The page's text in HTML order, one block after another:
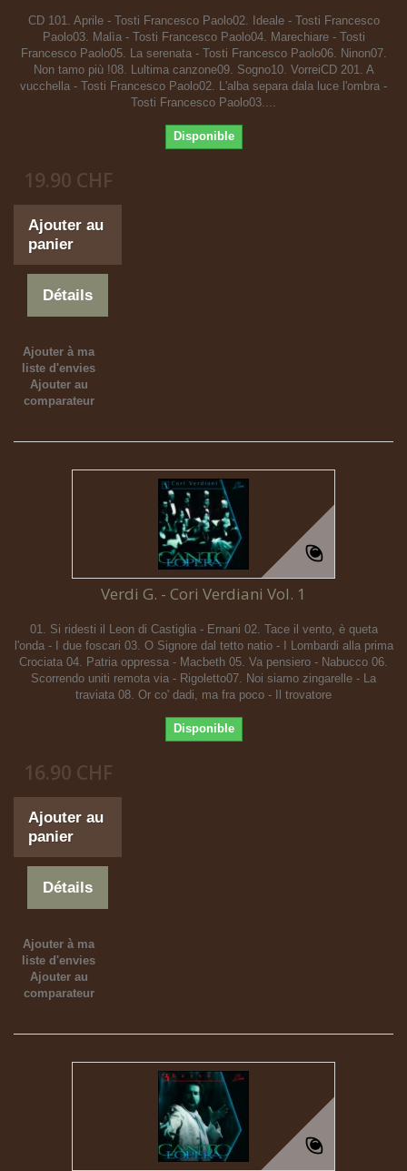
CD 101. Aprile - Tosti Francesco Paolo02. Ideale - Tosti Francesco
Paolo03. Malìa - Tosti Francesco Paolo04. Marechiare - Tosti
Francesco Paolo05. La serenata - Tosti Francesco Paolo06. Ninon07.
Non tamo più !08. Lultima canzone09. Sogno10. VorreiCD 201. A
vucchella - Tosti Francesco Paolo02. L'alba separa dala luce l'ombra -
Tosti Francesco Paolo03....
Disponible
19.90 CHF
Ajouter au
panier
Détails
Ajouter à ma
liste d'envies
Ajouter au
comparateur
Verdi G. - Cori Verdiani Vol. 1
01. Si ridesti il Leon di Castiglia - Ernani 02. Tace il vento, è queta
l'onda - I due foscari 03. O Signore dal tetto natio - I Lombardi alla prima
Crociata 04. Patria oppressa - Macbeth 05. Va pensiero - Nabucco 06.
Scorrendo uniti remota via - Rigoletto07. Noi siamo zingarelle - La
traviata 08. Or co' dadi, ma fra poco - Il trovatore
Disponible
16.90 CHF
Ajouter au
panier
Détails
Ajouter à ma
liste d'envies
Ajouter au
comparateur